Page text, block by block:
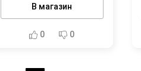
В магазин
0 0